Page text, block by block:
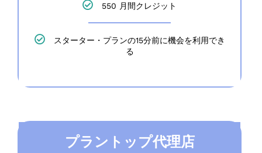
550 月間クレジット
スターター・プランの15分前に機会を利用でき
る
プラントップ代理店